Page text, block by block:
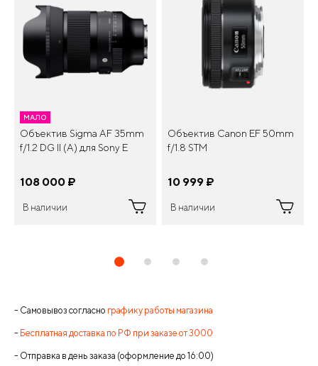
МАЛО
Объектив Sigma AF 35mm
f/1.2 DG II (A) для Sony E
108 000 ¤
В наличии
Объектив Canon EF 50mm
f/1.8 STM
10 999 ¤
В наличии
- Самовывоз согласно графику работы магазина
- Бесплатная доставка по РФ при заказе от 3000
- Отправка в день заказа (оформление до 16:00)